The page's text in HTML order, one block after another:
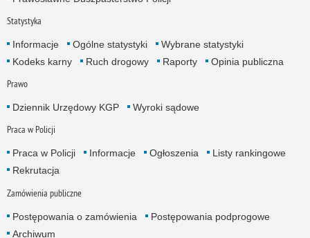
Statystyka
Informacje Ogólne statystyki
Wybrane statystyki
Kodeks karny
Ruch drogowy Raporty Opinia publiczna
Prawo
Dziennik Urzędowy KGP Wyroki sądowe
Praca w Policji
Praca w Policji Informacje Ogłoszenia
Listy rankingowe
Rekrutacja
Zamówienia publiczne
Postępowania o zamówienia
Postępowania podprogowe
Archiwum